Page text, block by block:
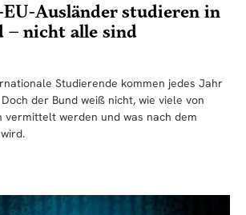
Ausländer studieren in
– nicht alle sind
Studierende kommen jedes Jahr
der Bund weiß nicht, wie viele von
vermittelt werden und was nach dem